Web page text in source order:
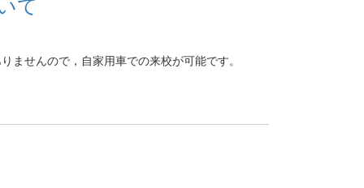
て
せんので，自家用車での来校が可能です。